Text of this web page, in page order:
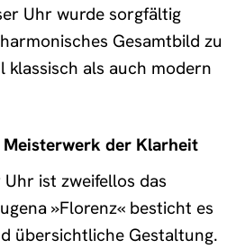
Uhr wurde sorgfältig
Gesamtbild zu
klassisch als auch modern
der Klarheit
ist zweifellos das
»Florenz« besticht es
übersichtliche Gestaltung.